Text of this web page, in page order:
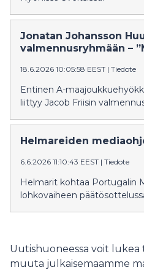
Jonatan Johansson
valmennusryhmään –
18.6.2026 10:05:58 EEST | Tiedote
Entinen A-
liittyy Jacob Friisin
Helmareiden
6.6.2026 11:10:43 EEST | Tiedote
Helmarit kohtaa Portugalin
lohkovaiheen
Uutishuoneessa voit
muuta julkaisemaamme